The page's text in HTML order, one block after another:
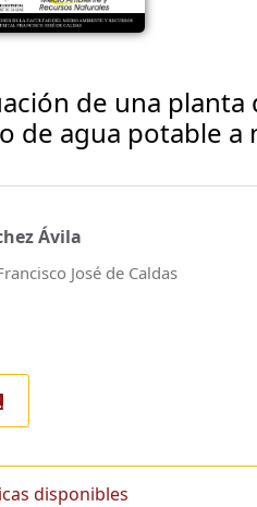
de una
de agua potable a
Ávila
José de Caldas
disponibles